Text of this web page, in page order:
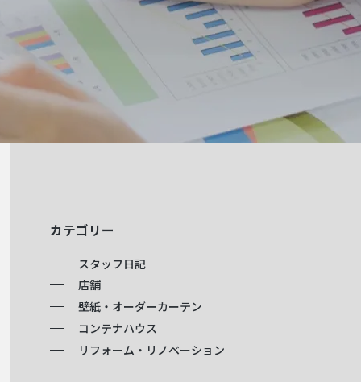
カテゴリー
スタッフ日記
店舗
壁紙・オーダーカーテン
コンテナハウス
リフォーム・リノベーション